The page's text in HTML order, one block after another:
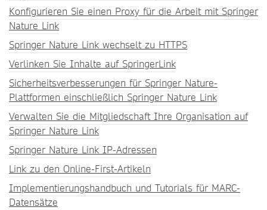
Konfigurieren Sie einen Proxy für die Arbeit mit Springer
Nature Link
Springer Nature Link wechselt zu HTTPS
Verlinken Sie Inhalte auf SpringerLink
Sicherheitsverbesserungen für Springer Nature-
Plattformen einschließlich Springer Nature Link
Verwalten Sie die Mitgliedschaft Ihre Organisation auf
Springer Nature Link
Springer Nature Link IP-Adressen
Link zu den Online-First-Artikeln
Implementierungshandbuch und Tutorials für MARC-
Datensätze